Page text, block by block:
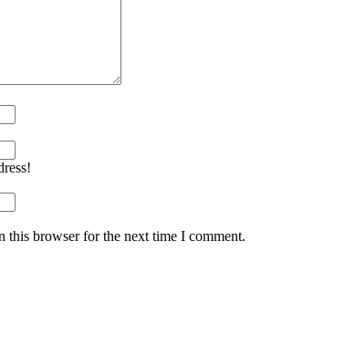
this browser for the next time I comment.